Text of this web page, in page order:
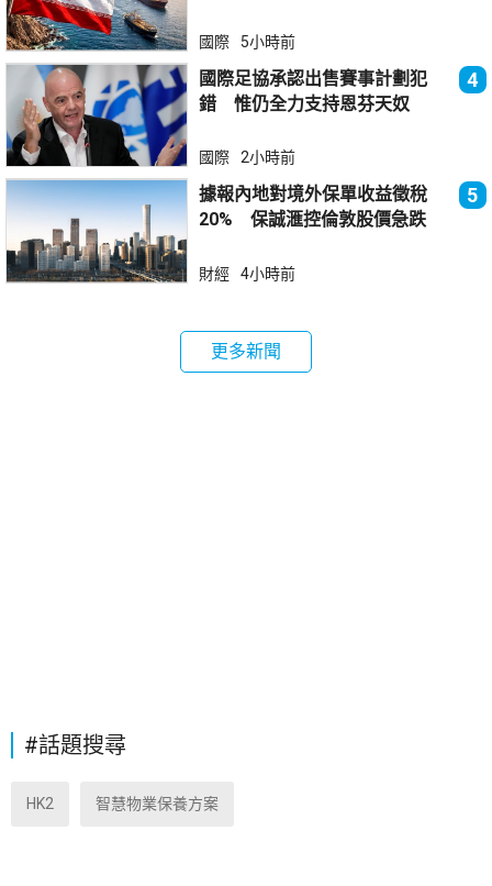
國際 5小時前
國際足協承認出售賽事計劃犯
錯 惟仍全力支持恩芬天奴
4
國際 2小時前
據報內地對境外保單收益徵稅
20% 保誠滙控倫敦股價急跌
5
財經 4小時前
更多新聞
#話題搜尋
HK2 智慧物業保養方案